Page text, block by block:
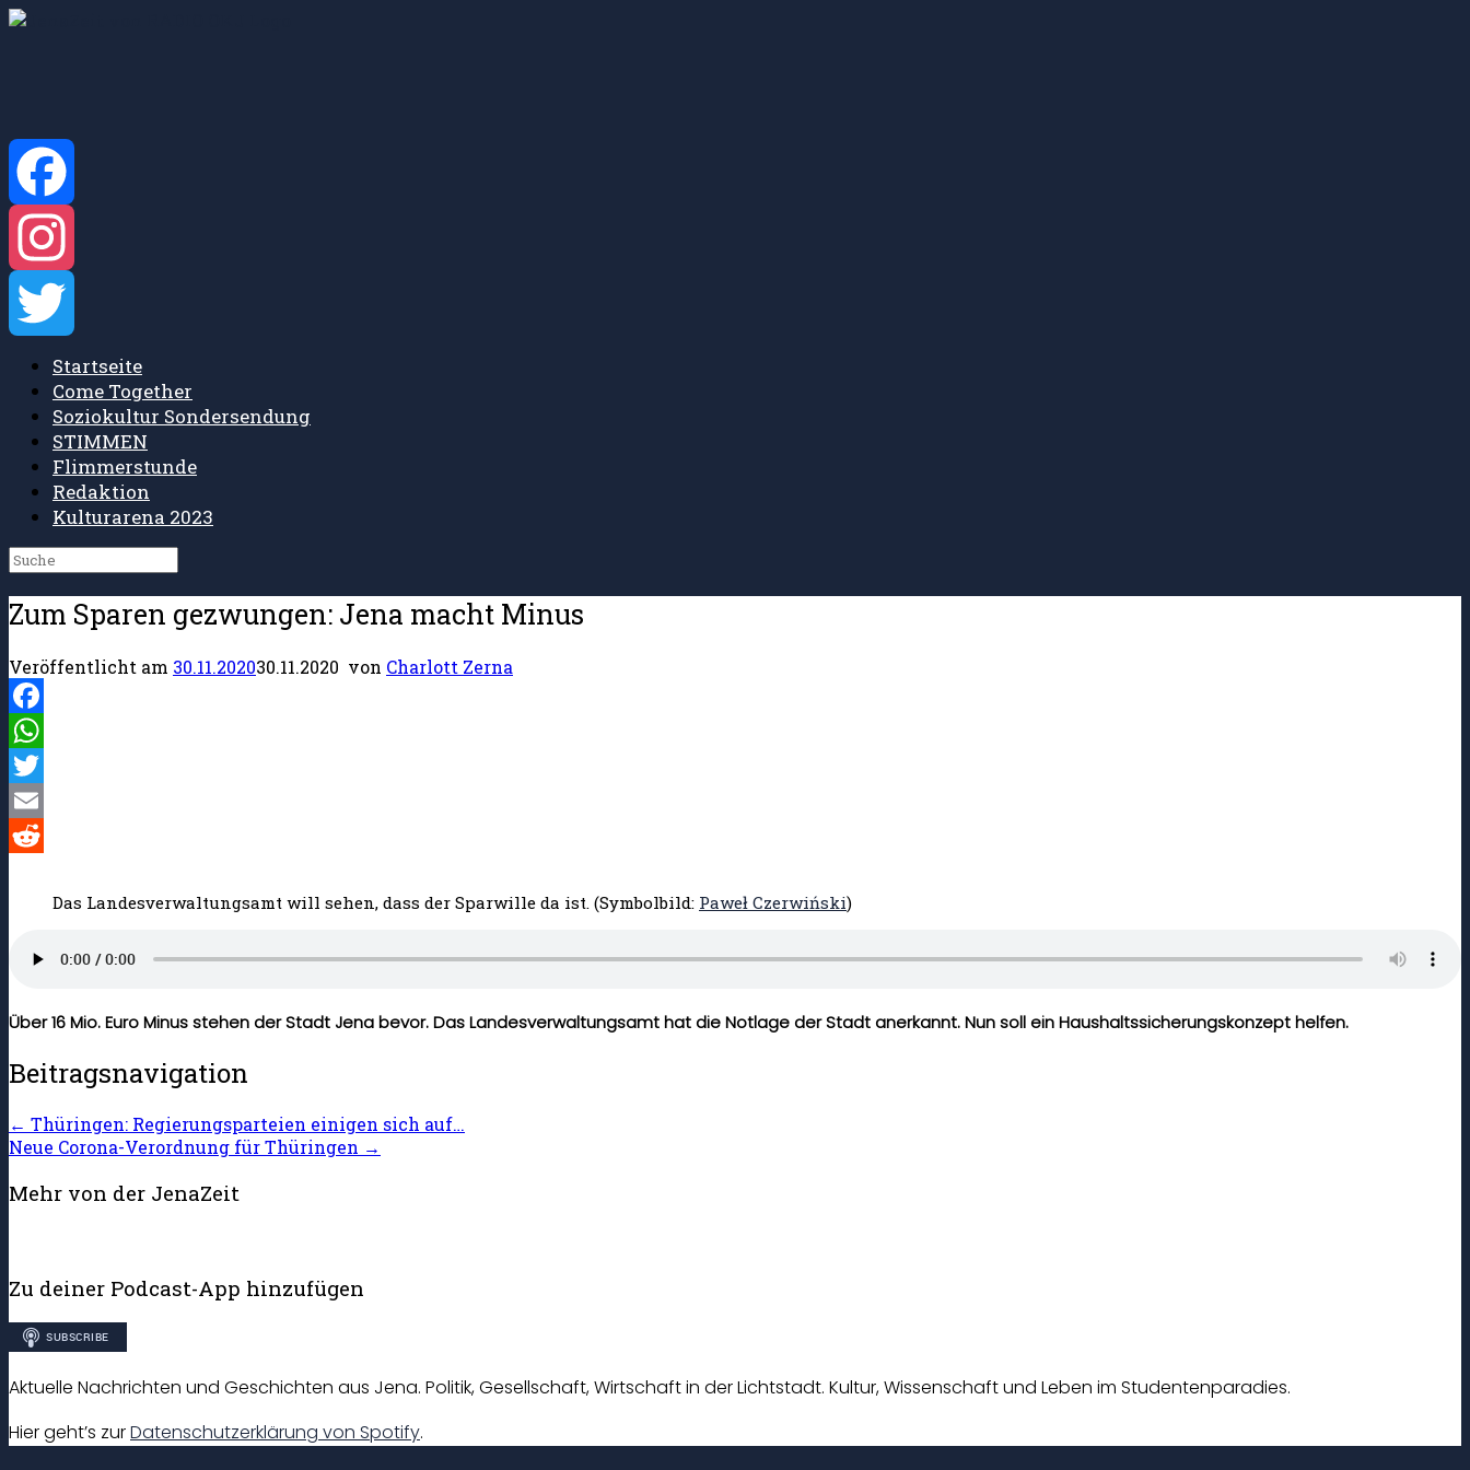
Zum
Facebook
Instagram
TwitterStartseite
Come Together
Soziokultur Sondersendung
STIMMEN
Flimmerstunde
Redaktion
Kulturarena 2023
Suche
nach:
Zum Sparen gezwungen: Jena macht Minus
Veröffentlicht am 30.11.202030.11.2020 von Charlott Zerna
Facebook
WhatsApp
Twitter
Email
Das Landesverwaltungsamt will sehen, dass der Sparwille da ist. (Symbolbild: Paweł Czerwiński)
Über 16 Mio. Euro Minus stehen der Stadt Jena bevor. Das Landesverwaltungsamt hat die Notlage der Stadt anerkannt. Nun soll ein Haushaltssicherungskonzept helfen.
Beitragsnavigation
← Thüringen: Regierungsparteien einigen sich auf…
Neue Corona-Verordnung für Thüringen →
Mehr von der JenaZeit
Zu deiner Podcast-App hinzufügen
Aktuelle Nachrichten und Geschichten aus Jena. Politik, Gesellschaft, Wirtschaft in der Lichtstadt. Kultur, Wissenschaft und Leben im Studentenparadies.
Hier geht’s zurDatenschutzerklärung von Spotify.